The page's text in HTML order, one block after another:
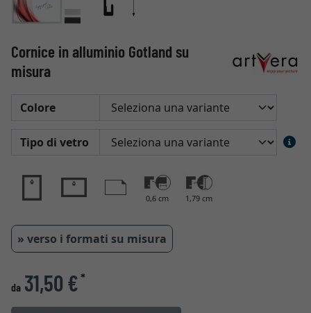
Cornice in alluminio Gotland su
misura
Colore
Tipo di vetro
0,6 cm 1,79 cm
» verso i formati su misura
da 31,50 €*